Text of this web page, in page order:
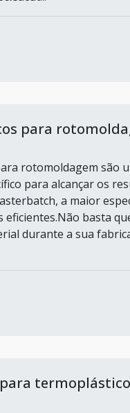
para
rotomoldagem são
para alcançar os
a maior
eficientes.Não basta
durante a sua